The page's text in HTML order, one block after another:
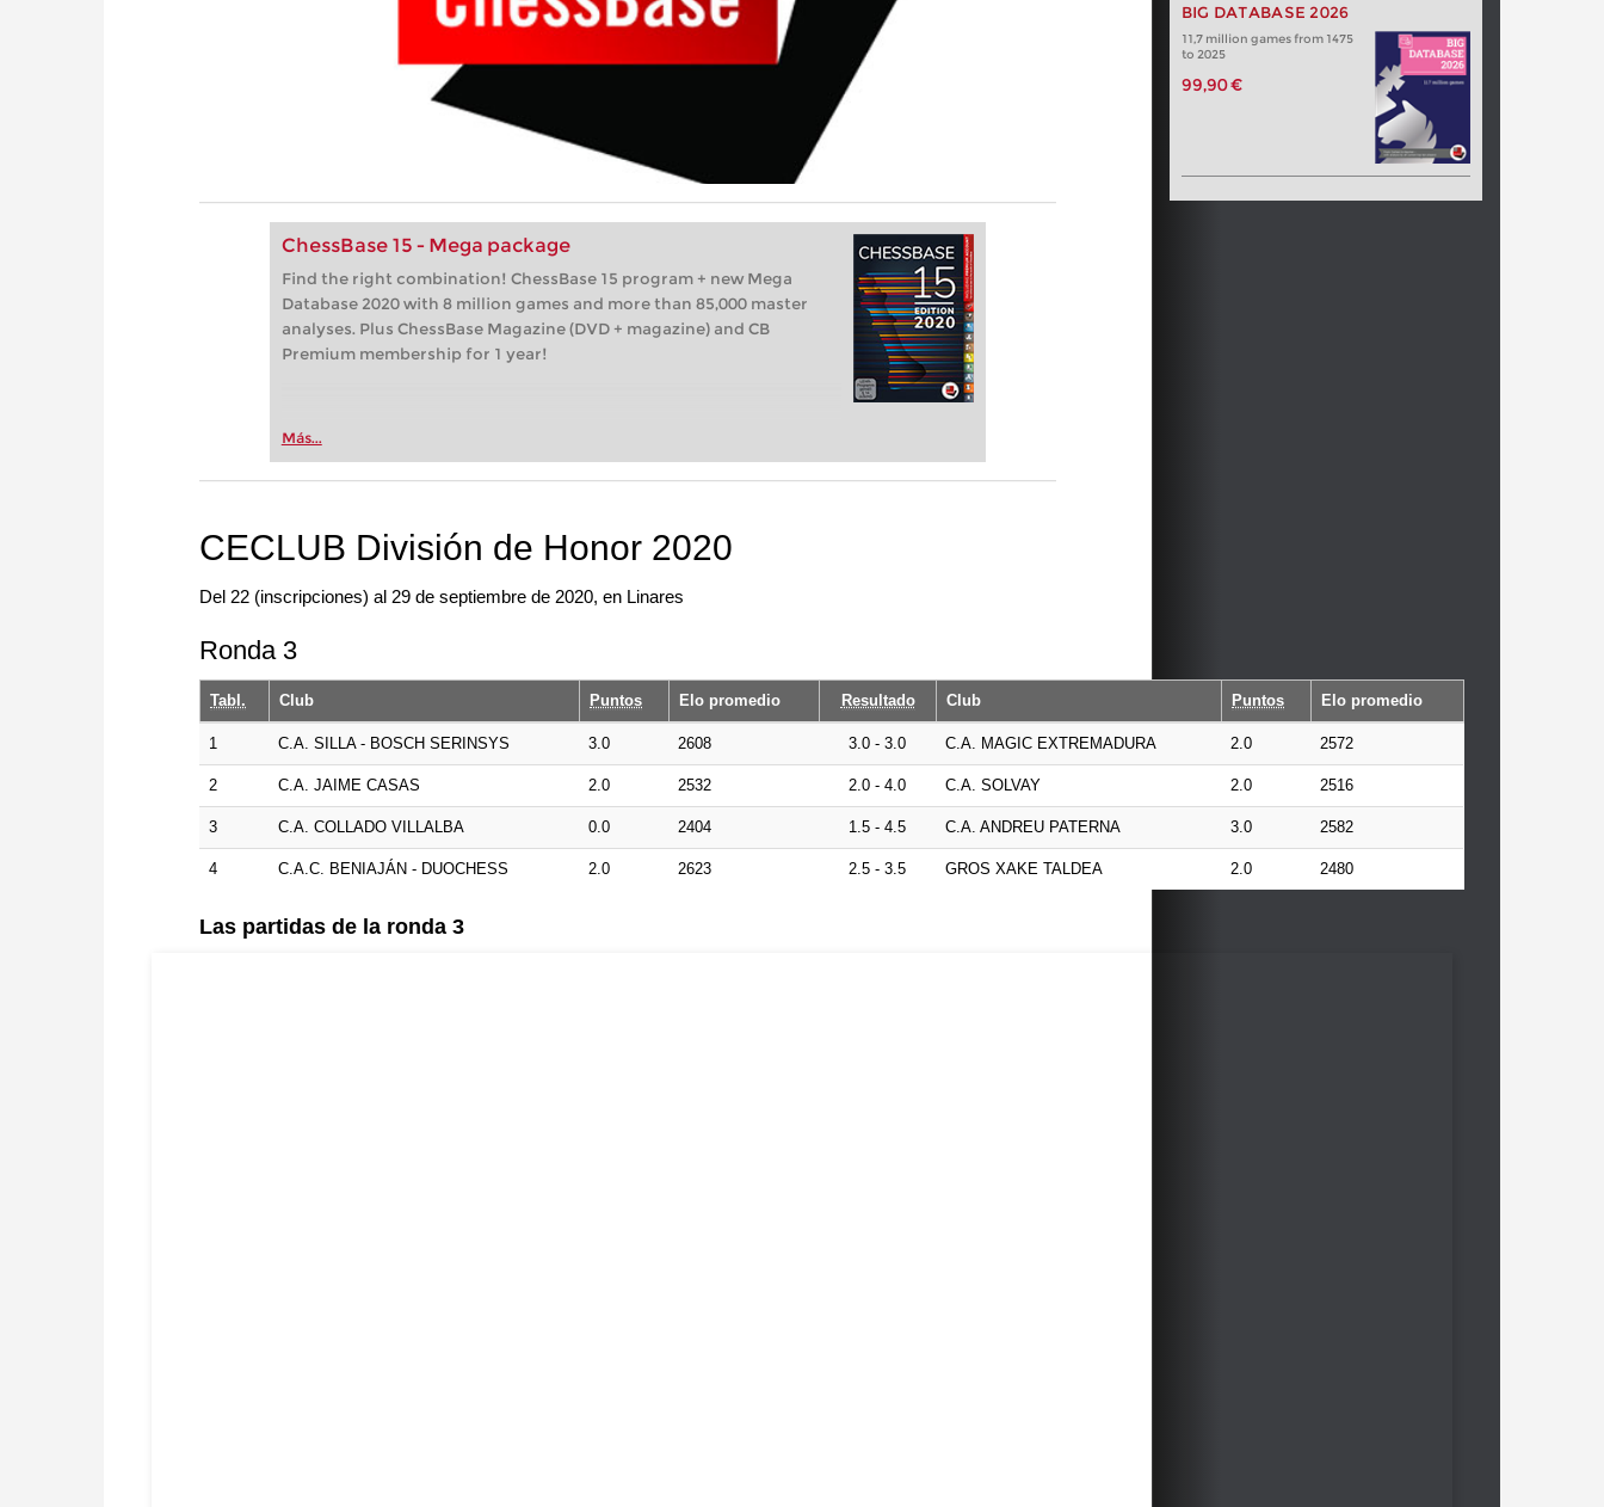
ChessBase 15 - Mega package
Find the right combination! ChessBase 15 program + new Mega
Database 2020 with 8 million games and more than 85,000 master
analyses. Plus ChessBase Magazine (DVD + magazine) and CB
Premium membership for 1 year!
Más...
BIG DATABASE 2026
11,7 million games from 1475
to 2025
99,90 €
CECLUB División de Honor 2020
Del 22 (inscripciones) al 29 de septiembre de 2020, en Linares
Ronda 3
Tabl. Club Puntos Elo promedio Resultado Club Puntos Elo promedio
1 C.A. SILLA - BOSCH SERINSYS 3.0 2608 3.0 - 3.0 C.A. MAGIC EXTREMADURA 2.0 2572
2 C.A. JAIME CASAS 2.0 2532 2.0 - 4.0 C.A. SOLVAY 2.0 2516
3 C.A. COLLADO VILLALBA 0.0 2404 1.5 - 4.5 C.A. ANDREU PATERNA 3.0 2582
4 C.A.C. BENIAJÁN - DUOCHESS 2.0 2623 2.5 - 3.5 GROS XAKE TALDEA 2.0 2480
Las partidas de la ronda 3